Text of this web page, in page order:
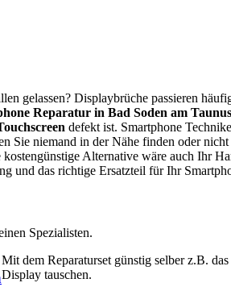
gelassen? Displaybrüche passieren
Reparatur in Bad Soden am Taunus
defekt ist. Smartphone
Sie niemand in der Nähe finden oder
Alternative wäre auch Ihr
und das richtige Ersatzteil für Ihr
Spezialisten.
Mit dem Reparaturset günstig selber z.B.
Display tauschen.